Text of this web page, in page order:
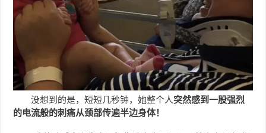
没想到的是，短短几秒钟，她整个人突然感到一股强烈
的电流般的刺痛从颈部传遍半边身体！